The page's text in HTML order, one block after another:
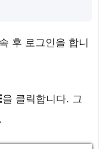
후 로그인을 합니
클릭합니다. 그